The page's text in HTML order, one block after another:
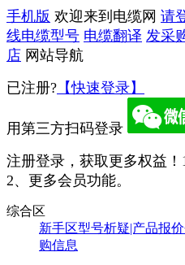
手机版 欢迎来到电缆网 请
线电缆型号 电缆翻译 发采
店 网站导航
已注册? 【快速登录】
用第三方扫码登录
注册登录，获取更多权益！
2、更多会员功能。
综合区
新手区型号析疑|产品报价
购信息